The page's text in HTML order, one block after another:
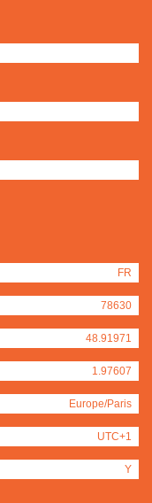
FR
78630
48.91971
1.97607
Europe/Paris
UTC+1
Y